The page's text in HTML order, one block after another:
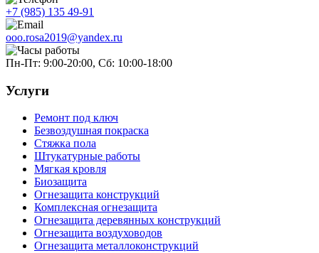
+7 (985) 135 49-91
ooo.rosa2019@yandex.ru
Пн-Пт: 9:00-20:00, Сб: 10:00-18:00
Услуги
Ремонт под ключ
Безвоздушная покраска
Стяжка пола
Штукатурные работы
Мягкая кровля
Биозащита
Огнезащита конструкций
Комплексная огнезащита
Огнезащита деревянных конструкций
Огнезащита воздуховодов
Огнезащита металлоконструкций